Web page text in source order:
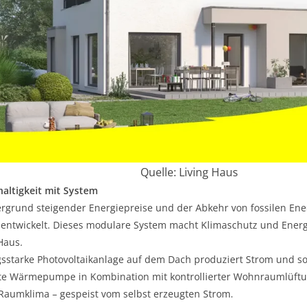
Quelle: Living Haus
mit System
steigender Energiepreise und der Abkehr von fossilen
Dieses modulare System macht Klimaschutz und
Photovoltaikanlage auf dem Dach produziert Strom und
Wärmepumpe in Kombination mit kontrollierter
– gespeist vom selbst erzeugten Strom.